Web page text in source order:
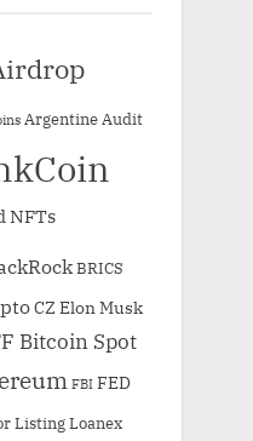
Argentine Audit
NFTs
BRICS
CZ Elon Musk
Bitcoin Spot
FBI FED
ListingLoanex